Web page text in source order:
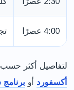
4:00 عصرًا
لتفاصيل أكثر حسب
أكسفورد أو